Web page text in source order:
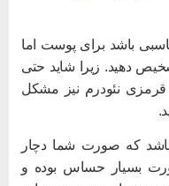
باشد برای پوست اما
دهید. زیرا شاید حتی
نئودرم نیز مشکل
که صورت شما دچار
بسیار حساس بوده و